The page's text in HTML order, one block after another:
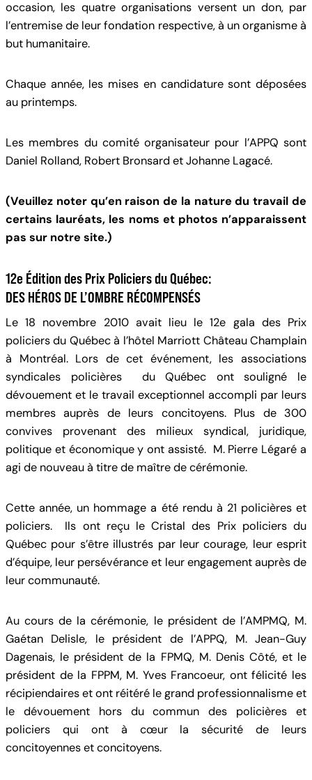
occasion, les quatre organisations versent un don, par
l’entremise de leur fondation respective, à un organisme à
but humanitaire.
Chaque année, les mises en candidature sont déposées
au printemps.
Les membres du comité organisateur pour l’APPQ sont
Daniel Rolland, Robert Bronsard et Johanne Lagacé.
(Veuillez noter qu’en raison de la nature du travail de
certains lauréats, les noms et photos n’apparaissent
pas sur notre site.)
12e Édition des Prix Policiers du Québec:
DES HÉROS DE L’OMBRE RÉCOMPENSÉS
Le 18 novembre 2010 avait lieu le 12e gala des Prix
policiers du Québec à l’hôtel Marriott Château Champlain
à Montréal. Lors de cet événement, les associations
syndicales policières du Québec ont souligné le
dévouement et le travail exceptionnel accompli par leurs
membres auprès de leurs concitoyens. Plus de 300
convives provenant des milieux syndical, juridique,
politique et économique y ont assisté. M. Pierre Légaré a
agi de nouveau à titre de maître de cérémonie.
Cette année, un hommage a été rendu à 21 policières et
policiers. Ils ont reçu le Cristal des Prix policiers du
Québec pour s’être illustrés par leur courage, leur esprit
d’équipe, leur persévérance et leur engagement auprès de
leur communauté.
Au cours de la cérémonie, le président de l’AMPMQ, M.
Gaétan Delisle, le président de l’APPQ, M. Jean-Guy
Dagenais, le président de la FPMQ, M. Denis Côté, et le
président de la FPPM, M. Yves Francoeur, ont félicité les
récipiendaires et ont réitéré le grand professionnalisme et
le dévouement hors du commun des policières et
policiers qui ont à cœur la sécurité de leurs
concitoyennes et concitoyens.